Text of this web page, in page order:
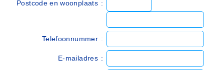
Postcode en woonplaats :
Telefoonnummer :
E-mailadres :